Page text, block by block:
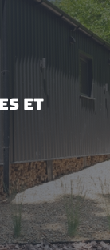
et